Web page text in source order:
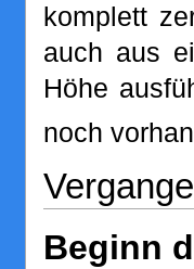
komplett
auch aus
Höhe
noch
Beginn